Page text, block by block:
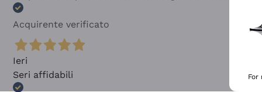
Acquirente verificato
Ieri
Seri affidabili
For